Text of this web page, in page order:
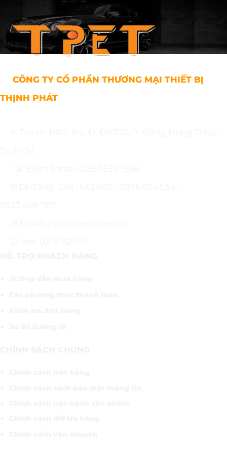
CÔNG TY CỔ PHẦN THƯƠNG MẠI THIẾT BỊ
THỊNH PHÁT